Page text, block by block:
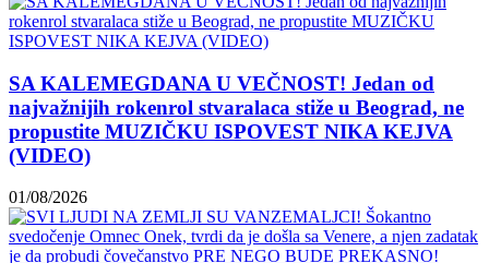
SA KALEMEGDANA U VEČNOST! Jedan od
najvažnijih rokenrol stvaralaca stiže u Beograd, ne
propustite MUZIČKU ISPOVEST NIKA KEJVA
(VIDEO)
01/08/2026